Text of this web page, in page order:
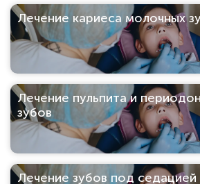
Лечение кариеса молочных
Лечение пульпита и
зубов
Лечение зубов под седацией